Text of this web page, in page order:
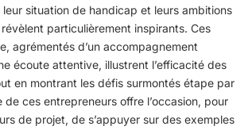
situation de handicap et leurs ambitions
particulièrement inspirants. Ces
agrémentés d’un accompagnement
écoute attentive, illustrent l’efficacité des
en montrant les défis surmontés étape par
de ces entrepreneurs offre l’occasion, pour
de projet, de s’appuyer sur des exemples